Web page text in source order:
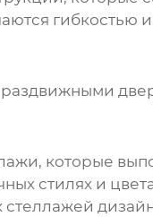
гибкостью
которые
стилях и
стеллажей